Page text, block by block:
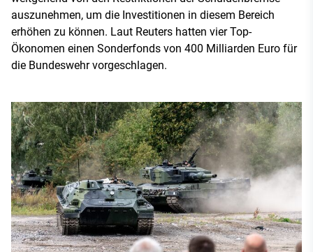
auszunehmen, um die Investitionen in diesem Bereich
erhöhen zu können. Laut Reuters hatten vier Top-
Ökonomen einen Sonderfonds von 400 Milliarden Euro für
die Bundeswehr vorgeschlagen.